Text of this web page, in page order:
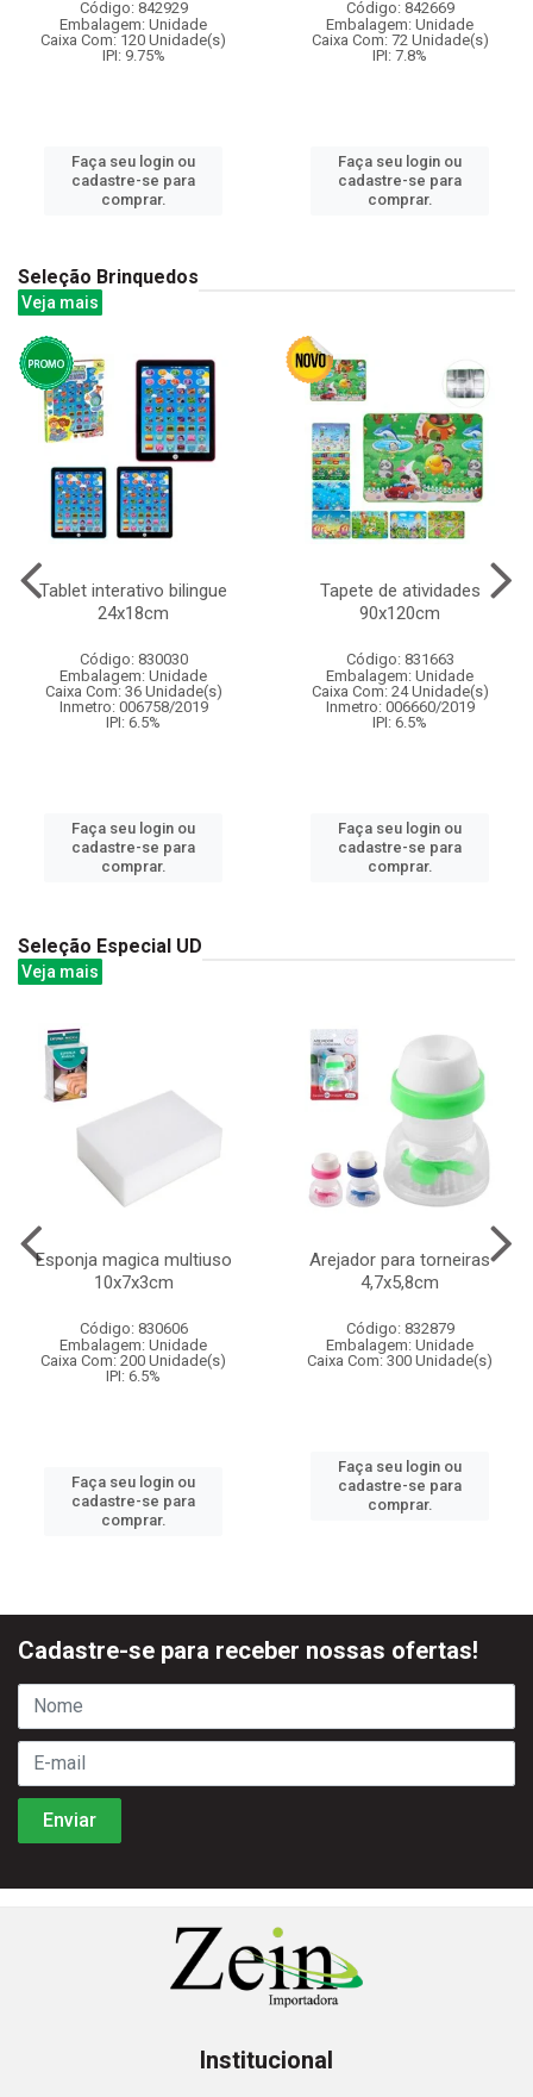
Código: 842929
Embalagem: Unidade
Caixa Com: 120 Unidade(s)
IPI: 9.75%
Faça seu login ou
cadastre-se para
comprar.
Código: 842669
Embalagem: Unidade
Caixa Com: 72 Unidade(s)
IPI: 7.8%
Faça seu login ou
cadastre-se para
comprar.
Seleção Brinquedos
Veja mais
Tablet interativo bilingue
24x18cm
Código: 830030
Embalagem: Unidade
Caixa Com: 36 Unidade(s)
Inmetro: 006758/2019
IPI: 6.5%
Faça seu login ou
cadastre-se para
comprar.
Tapete de atividades
90x120cm
Código: 831663
Embalagem: Unidade
Caixa Com: 24 Unidade(s)
Inmetro: 006660/2019
IPI: 6.5%
Faça seu login ou
cadastre-se para
comprar.
Seleção Especial UD
Veja mais
Esponja magica multiuso
10x7x3cm
Código: 830606
Embalagem: Unidade
Caixa Com: 200 Unidade(s)
IPI: 6.5%
Faça seu login ou
cadastre-se para
comprar.
Arejador para torneiras
4,7x5,8cm
Código: 832879
Embalagem: Unidade
Caixa Com: 300 Unidade(s)
Faça seu login ou
cadastre-se para
comprar.
Cadastre-se para receber nossas ofertas!
Institucional